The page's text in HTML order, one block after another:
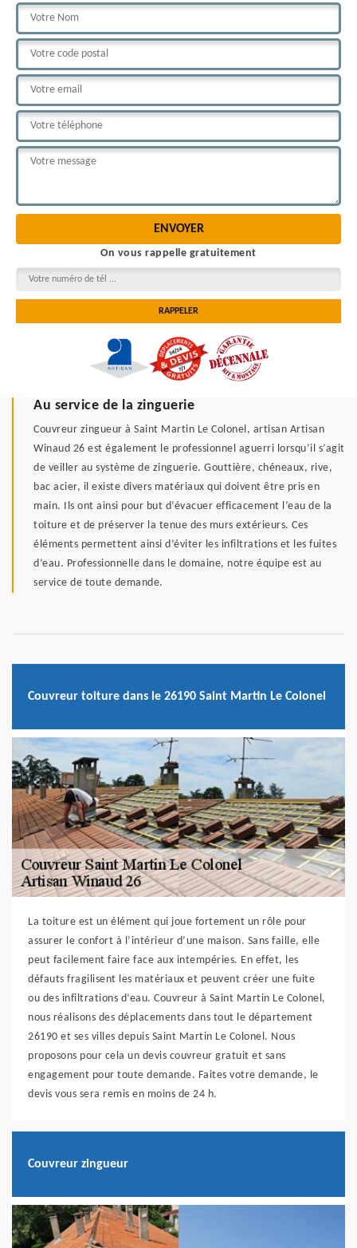
On vous rappelle gratuitement
Au service de la zinguerie
Couvreur zingueur à Saint Martin Le Colonel, artisan Artisan
Winaud 26 est également le professionnel aguerri lorsqu’il s’agit
de veiller au système de zinguerie. Gouttière, chéneaux, rive,
bac acier, il existe divers matériaux qui doivent être pris en
main. Ils ont ainsi pour but d’évacuer efficacement l’eau de la
toiture et de préserver la tenue des murs extérieurs. Ces
éléments permettent ainsi d’éviter les infiltrations et les fuites
d’eau. Professionnelle dans le domaine, notre équipe est au
service de toute demande.
Couvreur toiture dans le 26190 Saint Martin Le Colonel
La toiture est un élément qui joue fortement un rôle pour
assurer le confort à l’intérieur d’une maison. Sans faille, elle
peut facilement faire face aux intempéries. En effet, les
défauts fragilisent les matériaux et peuvent créer une fuite
ou des infiltrations d’eau. Couvreur à Saint Martin Le Colonel,
nous réalisons des déplacements dans tout le département
26190 et ses villes depuis Saint Martin Le Colonel. Nous
proposons pour cela un devis couvreur gratuit et sans
engagement pour toute demande. Faites votre demande, le
devis vous sera remis en moins de 24 h.
Couvreur zingueur